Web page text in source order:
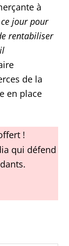
à
jour pour
rentabiliser
de la
en place
!
qui défend